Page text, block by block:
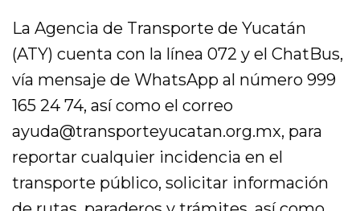
La Agencia de Transporte de Yucatán
(ATY) cuenta con la línea 072 y el ChatBus,
vía mensaje de WhatsApp al número 999
165 24 74, así como el correo
ayuda@transporteyucatan.org.mx, para
reportar cualquier incidencia en el
transporte público, solicitar información